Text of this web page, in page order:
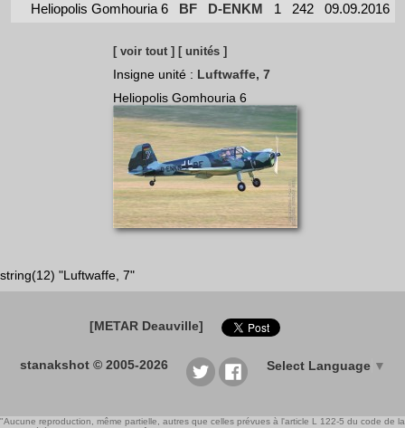
Heliopolis Gomhouria 6 BF D-ENKM 1 242 09.09.2016
[ voir tout ] [ unités ]
Insigne unité : Luftwaffe, 7
Heliopolis Gomhouria 6
string(12) "Luftwaffe, 7"
[METAR Deauville]
stanakshot © 2005-2026 Select Language ▼
"Aucune reproduction, même partielle, autres que celles prévues à l'article L 122-5 du code de la